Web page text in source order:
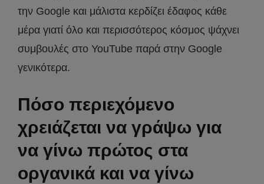
την Google και μάλιστα κερδίζει έδαφος κάθε
μέρα γιατί όλο και περισσότερος κόσμος ψάχνει
συμβουλές στο YouTube παρά στην Google
γενικότερα.
Πόσο περιεχόμενο
χρειάζεται να γράψω για
να γίνω πρώτος στα
οργανικά και να γίνω